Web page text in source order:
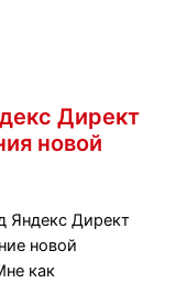
Директ
новой
Яндекс Директ
новой
как